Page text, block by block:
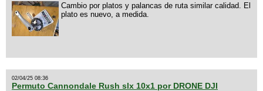
Cambio por platos y palancas de ruta similar calidad. El
plato es nuevo, a medida.
02/04/25 08:36
Permuto Cannondale Rush slx 10x1 por DRONE DJI